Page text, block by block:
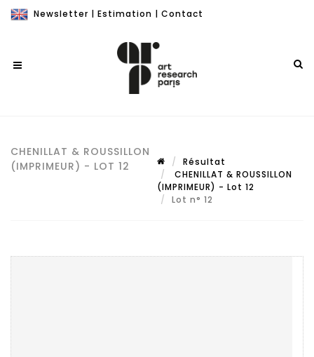
Newsletter | Estimation | Contact
CHENILLAT & ROUSSILLON
(IMPRIMEUR) - LOT 12
Résultat
CHENILLAT & ROUSSILLON
(IMPRIMEUR) - Lot 12
Lot n° 12